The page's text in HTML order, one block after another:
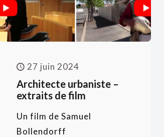
27 juin 2024
Architecte urbaniste –
extraits de film
Un film de Samuel
Bollendorff